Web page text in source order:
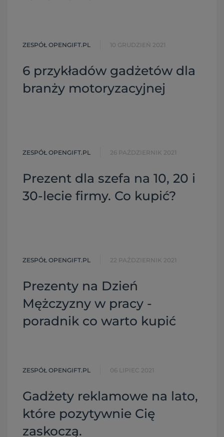
ZESPÓŁ OPENGIFT.PL 10 GRUDZIEŃ 2021
6 przykładów gadżetów dla
branży motoryzacyjnej
ZESPÓŁ OPENGIFT.PL 26 PAŹDZIERNIK 2021
Prezent dla szefa na 10, 20 i
30-lecie firmy. Co kupić?
ZESPÓŁ OPENGIFT.PL 22 PAŹDZIERNIK 2021
Prezenty na Dzień
Mężczyzny w pracy -
poradnik co warto kupić
ZESPÓŁ OPENGIFT.PL 06 LIPIEC 2021
Gadżety reklamowe na lato,
które pozytywnie Cię
zaskoczą.